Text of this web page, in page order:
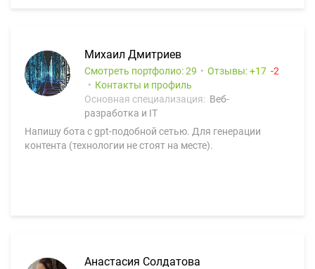
Михаил Дмитриев
Смотреть портфолио: 29 Отзывы: 17
2
Контакты и профиль
Основная специализация: Веб-
разработка и IT
Напишу бота с gpt-подобной сетью. Для генерации
контента (технологии не стоят на месте).
Анастасия Солдатова